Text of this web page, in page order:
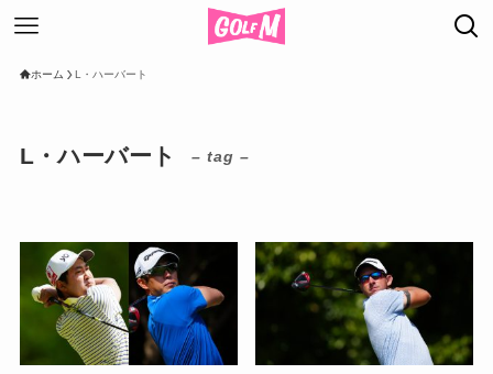
ホーム L・ハーバート
L・ハーバート – tag –